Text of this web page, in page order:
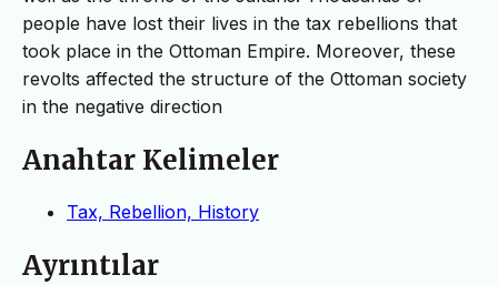
people have lost their lives in the tax rebellions that
took place in the Ottoman Empire. Moreover, these
revolts affected the structure of the Ottoman society
in the negative direction
Anahtar Kelimeler
Tax, Rebellion, History
Ayrıntılar